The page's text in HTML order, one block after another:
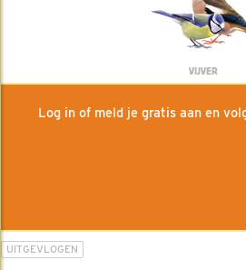
VIJVER
Log in of meld je gratis aan en
UITGEVLOGEN